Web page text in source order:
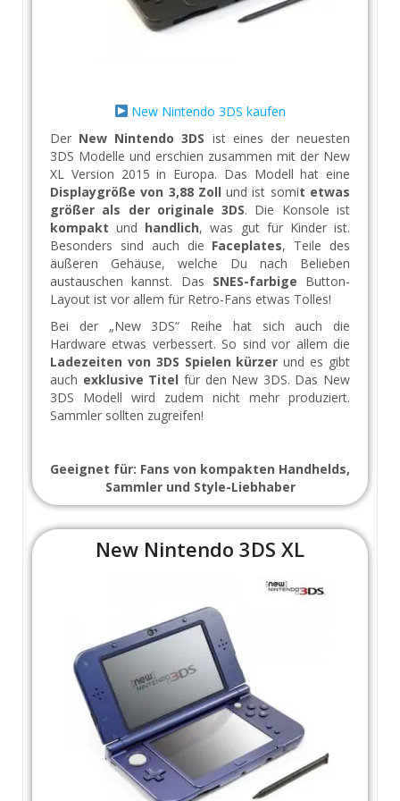
New Nintendo 3DS kaufen
Der New Nintendo 3DS ist eines der neuesten
3DS Modelle und erschien zusammen mit der New
XL Version 2015 in Europa. Das Modell hat eine
Displaygröße von 3,88 Zoll und ist somit etwas
größer als der originale 3DS. Die Konsole ist
kompakt und handlich, was gut für Kinder ist.
Besonders sind auch die Faceplates, Teile des
äußeren Gehäuse, welche Du nach Belieben
austauschen kannst. Das SNES-farbige Button-
Layout ist vor allem für Retro-Fans etwas Tolles!
Bei der „New 3DS“ Reihe hat sich auch die
Hardware etwas verbessert. So sind vor allem die
Ladezeiten von 3DS Spielen kürzer und es gibt
auch exklusive Titel für den New 3DS. Das New
3DS Modell wird zudem nicht mehr produziert.
Sammler sollten zugreifen!
Geeignet für: Fans von kompakten Handhelds,
Sammler und Style-Liebhaber
New Nintendo 3DS XL